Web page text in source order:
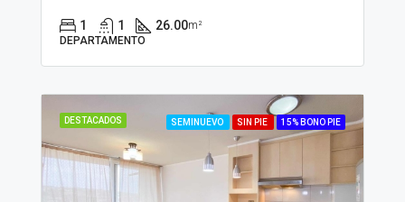
1 1 26.00m²
DEPARTAMENTO
DESTACADOS SEMINUEVO SIN PIE 15% BONO PIE